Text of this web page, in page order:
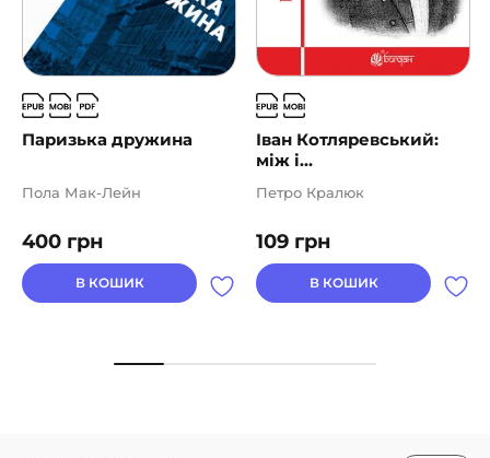
Паризька дружина
400 грн
Пола Мак-Лейн
В КОШИК
Іван Котляревський:
між і...
109 грн
Петро Кралюк
В КОШИК